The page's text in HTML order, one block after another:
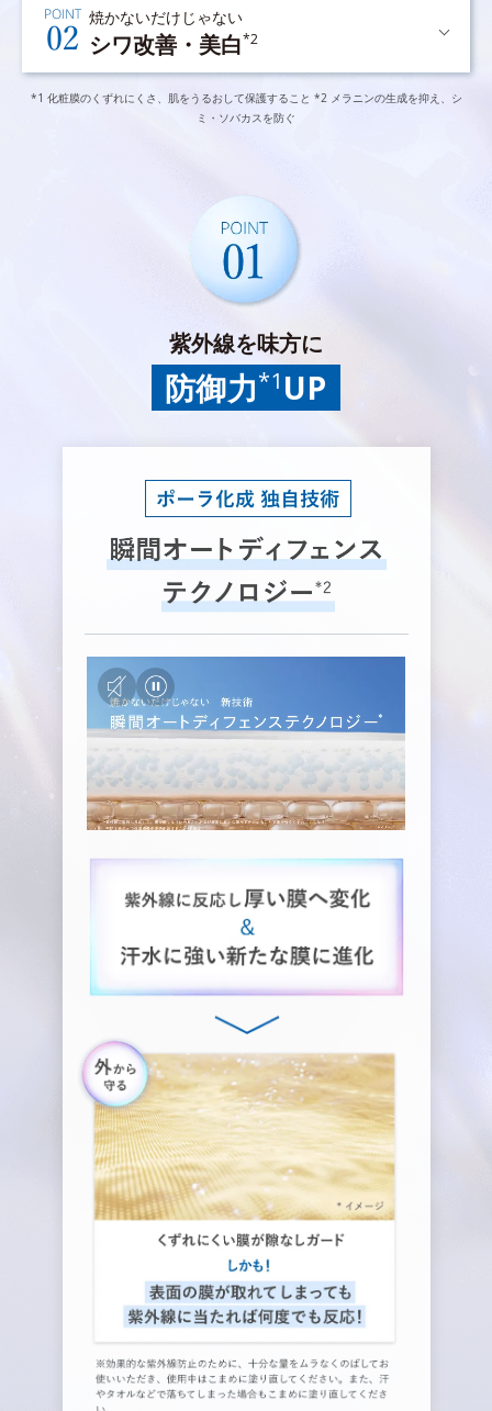
焼かないだけじゃない
シワ改善・美白*2
*1 化粧膜のくずれにくさ、肌をうるおして保護すること *2 メラニンの生成を抑え、シ
ミ・ソバカスを防ぐ
紫外線を味方に
防御力*1 UP